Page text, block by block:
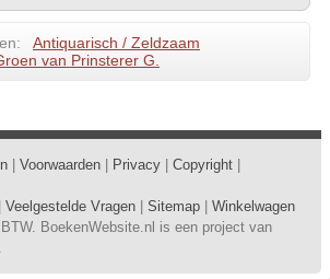
Antiquarisch / Zeldzaam
van Prinsterer G.
Voorwaarden Privacy Copyright
Veelgestelde Vragen Sitemap
Winkelwagen
BoekenWebsite.nl is een project van
.